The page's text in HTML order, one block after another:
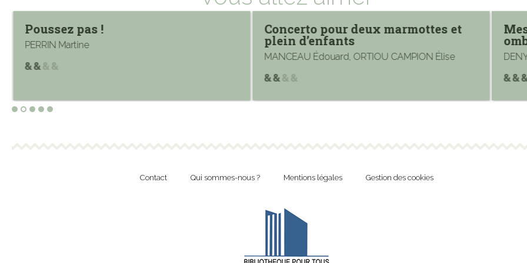
Poussez pas !
PERRIN Martine
Concerto pour deux marmottes et
plein d’enfants
MANCEAU Édouard, ORTIOU CAMPION Élise
Contact Qui sommes-nous ? Mentions légales Gestion des cookies